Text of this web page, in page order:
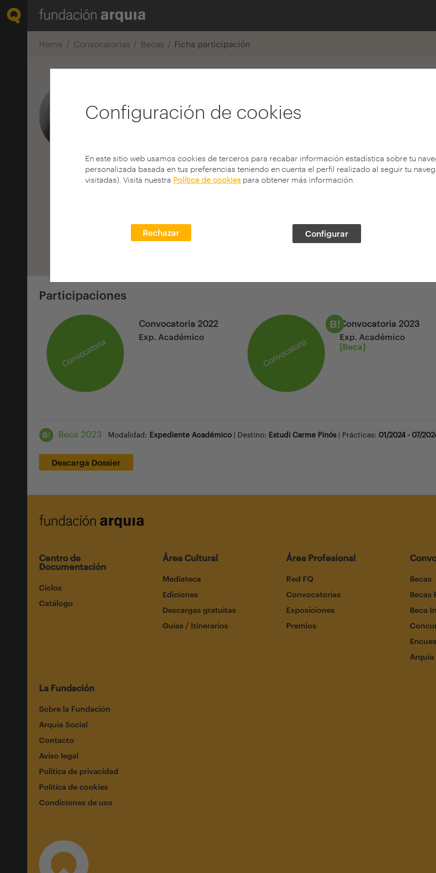
Configuración de cookies
En este sitio web usamos cookies de terceros para recabar información estadística sobre tu
personalizada basada en tus preferencias teniendo en cuenta el perfil realizado al seguir tu
visitadas). Visita nuestra Política de cookies para obtener más información.
Rechazar Configurar
Home Convocatorias Becas Ficha participación
Arquitecto
E.T.S. A - Sevilla - US
Participaciones
Convocatoria 2022
Exp. Académico
Convocatoria 2023
Exp. Académico
[Beca]
Beca 2023 Modalidad: Expediente Académico | Destino: Estudi Carme Pinós| Prácticas: 01/2024 - 07/
Descarga Dossier
Centro de
Documentación
Ciclos
Catálogo
Área Cultural
Mediateca
Ediciones
Descargas gratuitas
Guías / Itinerarios
Área Profesional
Red FQ
Convocatorias
Exposiciones
Premios
Becas
Becas
Beca
Arquia
La Fundación
Sobre la Fundación
Arquia Social
Contacto
Aviso legal
Política de privacidad
Política de cookies
Condiciones de uso